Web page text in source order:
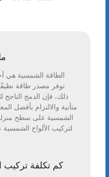
الطاقة الشمسية هي
توفر مصدر طاقة
ذلك، فإن الدمج
متأنية والالتزام بأفضل
الشمسية على سطح منزلك.
لتركيب الألواح
كم تكلفة تركيب